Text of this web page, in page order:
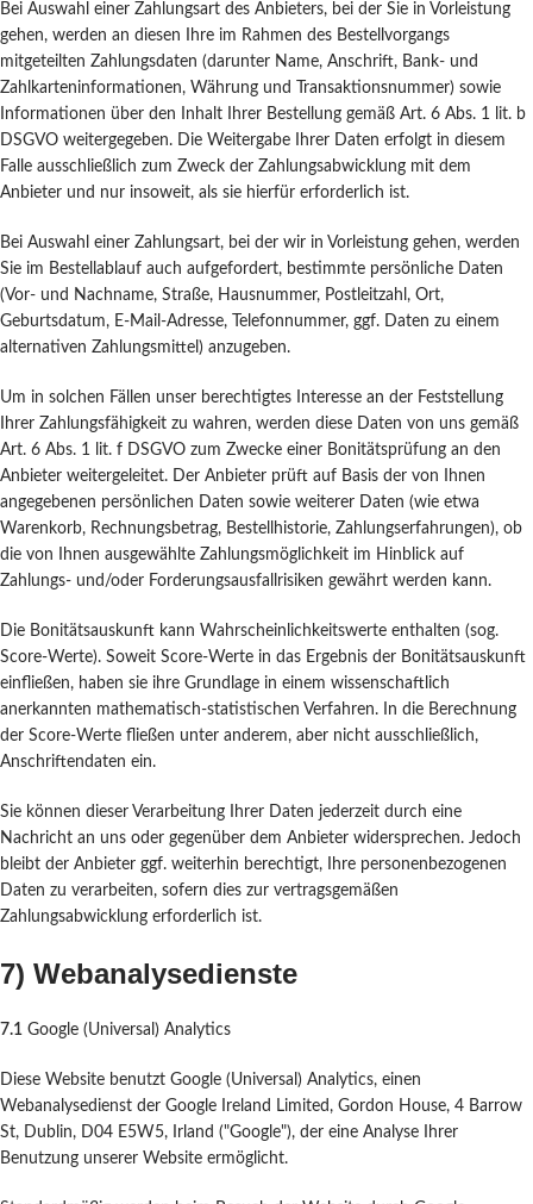
Bei Auswahl einer Zahlungsart des Anbieters, bei der Sie in Vorleistung
gehen, werden an diesen Ihre im Rahmen des Bestellvorgangs
mitgeteilten Zahlungsdaten (darunter Name, Anschrift, Bank- und
Zahlkarteninformationen, Währung und Transaktionsnummer) sowie
Informationen über den Inhalt Ihrer Bestellung gemäß Art. 6 Abs. 1 lit. b
DSGVO weitergegeben. Die Weitergabe Ihrer Daten erfolgt in diesem
Falle ausschließlich zum Zweck der Zahlungsabwicklung mit dem
Anbieter und nur insoweit, als sie hierfür erforderlich ist.
Bei Auswahl einer Zahlungsart, bei der wir in Vorleistung gehen, werden
Sie im Bestellablauf auch aufgefordert, bestimmte persönliche Daten
(Vor- und Nachname, Straße, Hausnummer, Postleitzahl, Ort,
Geburtsdatum, E-Mail-Adresse, Telefonnummer, ggf. Daten zu einem
alternativen Zahlungsmittel) anzugeben.
Um in solchen Fällen unser berechtigtes Interesse an der Feststellung
Ihrer Zahlungsfähigkeit zu wahren, werden diese Daten von uns gemäß
Art. 6 Abs. 1 lit. f DSGVO zum Zwecke einer Bonitätsprüfung an den
Anbieter weitergeleitet. Der Anbieter prüft auf Basis der von Ihnen
angegebenen persönlichen Daten sowie weiterer Daten (wie etwa
Warenkorb, Rechnungsbetrag, Bestellhistorie, Zahlungserfahrungen), ob
die von Ihnen ausgewählte Zahlungsmöglichkeit im Hinblick auf
Zahlungs- und/oder Forderungsausfallrisiken gewährt werden kann.
Die Bonitätsauskunft kann Wahrscheinlichkeitswerte enthalten (sog.
Score-Werte). Soweit Score-Werte in das Ergebnis der Bonitätsauskunft
einfließen, haben sie ihre Grundlage in einem wissenschaftlich
anerkannten mathematisch-statistischen Verfahren. In die Berechnung
der Score-Werte fließen unter anderem, aber nicht ausschließlich,
Anschriftendaten ein.
Sie können dieser Verarbeitung Ihrer Daten jederzeit durch eine
Nachricht an uns oder gegenüber dem Anbieter widersprechen. Jedoch
bleibt der Anbieter ggf. weiterhin berechtigt, Ihre personenbezogenen
Daten zu verarbeiten, sofern dies zur vertragsgemäßen
Zahlungsabwicklung erforderlich ist.
7) Webanalysedienste
7.1 Google (Universal) Analytics
Diese Website benutzt Google (Universal) Analytics, einen
Webanalysedienst der Google Ireland Limited, Gordon House, 4 Barrow
St, Dublin, D04 E5W5, Irland ("Google"), der eine Analyse Ihrer
Benutzung unserer Website ermöglicht.